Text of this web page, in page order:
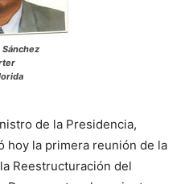
de la Presidencia,
hoy la primera reunión de la
Reestructuración del